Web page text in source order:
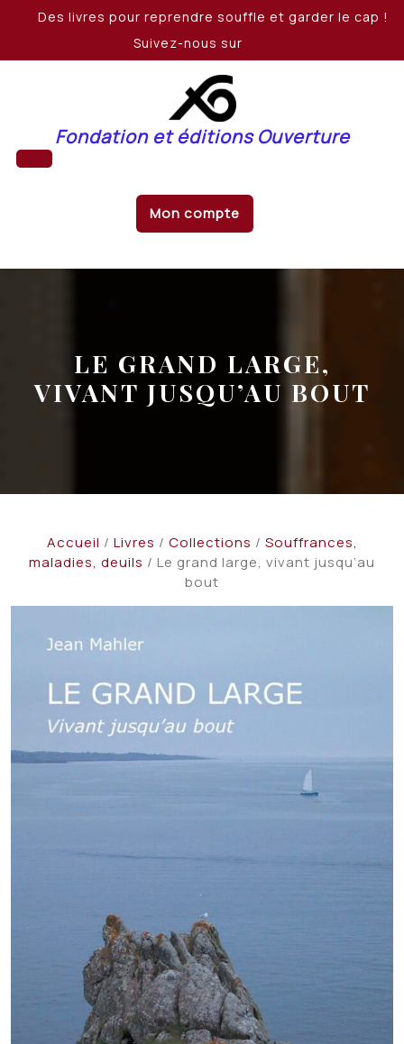
Des livres pour reprendre souffle et garder le cap !
Suivez-nous sur
Fondation et éditions Ouverture
Mon compte
LE GRAND LARGE,
VIVANT JUSQU’AU BOUT
Accueil / Livres / Collections / Souffrances,
maladies, deuils / Le grand large, vivant jusqu’au
bout